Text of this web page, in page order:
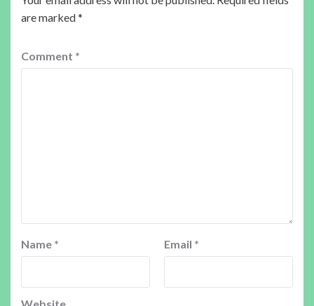
are marked*
Comment *
Name * Email *